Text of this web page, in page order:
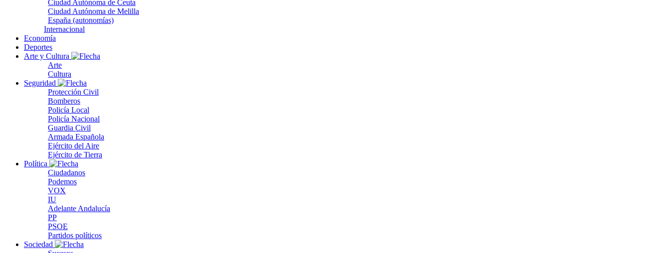
Ciudad Autónoma de Ceuta
Ciudad Autónoma de Melilla
España (autonomías)
Internacional
Economía
Deportes
Arte y Cultura
Arte
Cultura
Seguridad
Protección Civil
Bomberos
Policía Local
Policía Nacional
Guardia Civil
Armada Española
Ejército del Aire
Ejército de Tierra
Política
Ciudadanos
Podemos
VOX
IU
Adelante Andalucía
PP
PSOE
Partidos políticos
Sociedad